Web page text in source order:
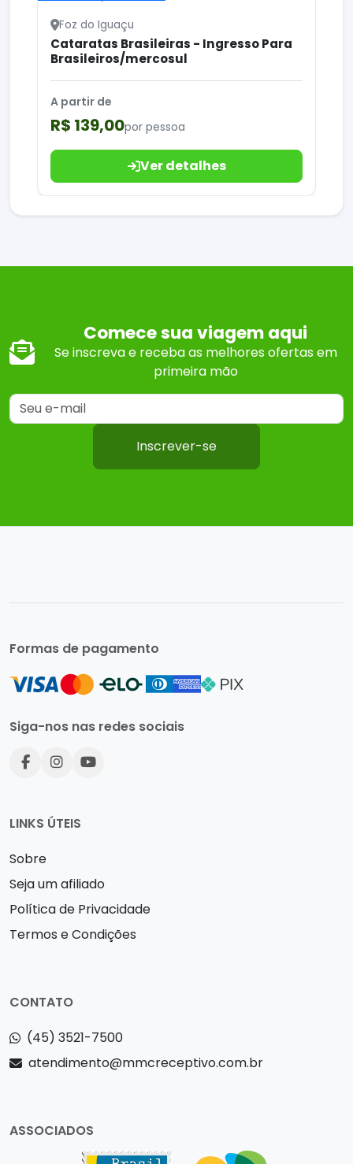
Foz do Iguaçu
Cataratas Brasileiras - Ingresso Para
Brasileiros/mercosul
A partir de
R$ 139,00por pessoa
Ver detalhes
Comece sua viagem aqui
Se inscreva e receba as melhores ofertas em
primeira mão
Inscrever-se
Formas de pagamento
Siga-nos nas redes sociais
LINKS ÚTEIS
Sobre
Seja um afiliado
Política de Privacidade
Termos e Condições
CONTATO
(45) 3521-7500
atendimento@mmcreceptivo.com.br
ASSOCIADOS